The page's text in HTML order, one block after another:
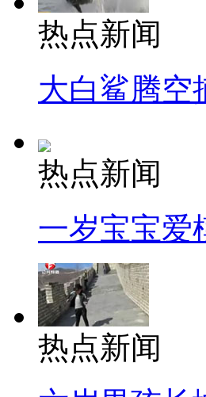
热点新闻
大白鲨腾空
热点新闻
一岁宝宝爱
热点新闻